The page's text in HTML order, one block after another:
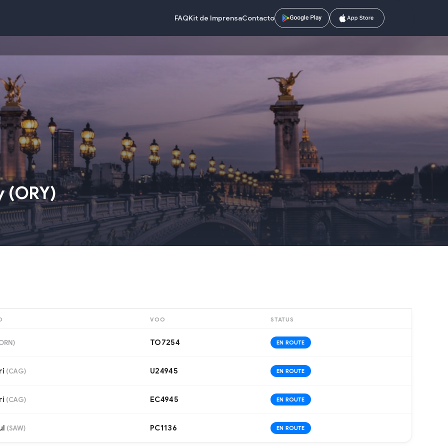
FAQKit de ImprensaContacto
(ORY)
VOO STATUS
) TO7254 EN ROUTE
(CAG) U24945 EN ROUTE
(CAG) EC4945 EN ROUTE
(SAW) PC1136 EN ROUTE